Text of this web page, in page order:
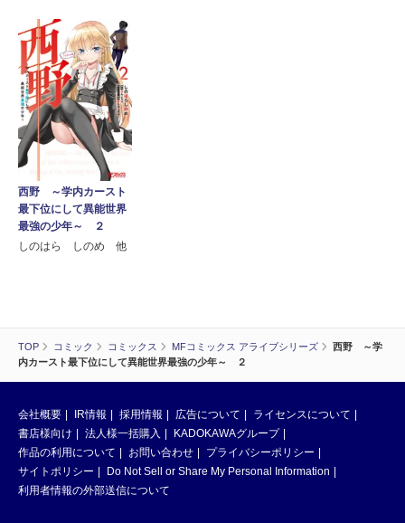
TOP コミック コミックス MFコミックス アライブシリーズ
西野 ～学
内カースト最下位にして異能世界最強の少年～ ２
西野 ～学内カースト
最下位にして異能世界
最強の少年～ ２
しのはら しのめ 他
会社概要 IR情報 採用情報 広告について
ライセンスについて
書店様向け
法人様一括購入
KADOKAWAグループ
作品の利用について
お問い合わせ
プライバシーポリシー
サイトポリシー
Do Not Sell or Share My Personal Information
利用者情報の外部送信について